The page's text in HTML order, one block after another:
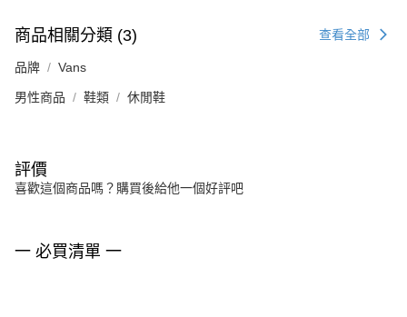
商品相關分類 (3) 查看全部
品牌 Vans
男性商品 鞋類 休閒鞋
評價
喜歡這個商品嗎？購買後給他一個好評吧
一 必買清單 一